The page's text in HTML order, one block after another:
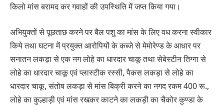
किलो मांस बरामद कर गवाहों की उपस्थिति में जप्त किया गया।
अभियुक्तों से पूछताछ करने पर बैल पशु का मांस के लिए वध करना स्वीकार
किये तथा घटना में प्रयुक्त आरोपियों के कब्जे से मेमोरेण्ड के आधार पर
सनातन लकड़ा से एक नग लोहे का धारदार चाकू तथा सेबेस्टीन तिग्गा से
लोहे का धारदार चाकू एवं प्लास्टीक रस्सी, पैकस लकड़ा से लोहे का
धारदार चाकू, संतोष लकड़ा से मांस बिक्री करने का नगद रकम 400 रू.,
लोहे का कुल्हाड़ी एवं मांस रखकर काटने का लकड़ी का चैकोर कुण्डा के